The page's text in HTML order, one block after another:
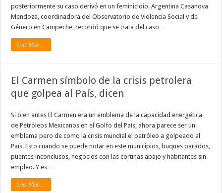
posteriormente su caso derivó en un feminicidio. Argentina Casanova
Mendoza, coordinadora del Observatorio de Violencia Social y de
Género en Campeche, recordó que se trata del caso …
Leer Mas ...
El Carmen símbolo de la crisis petrolera
que golpea al País, dicen
Si bien antes El Carmen era un emblema de la capacidad energética
de Petróleos Mexicanos en el Golfo del País, ahora parece ser un
emblema pero de como la crisis mundial el petróleo a golpeado al
País. Esto cuando se puede notar en este municipios, buques parados,
puentes inconclusos, negocios con las cortinas abajo y habitantes sin
empleo. Y es …
Leer Mas ...